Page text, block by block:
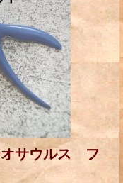
サウルス フ